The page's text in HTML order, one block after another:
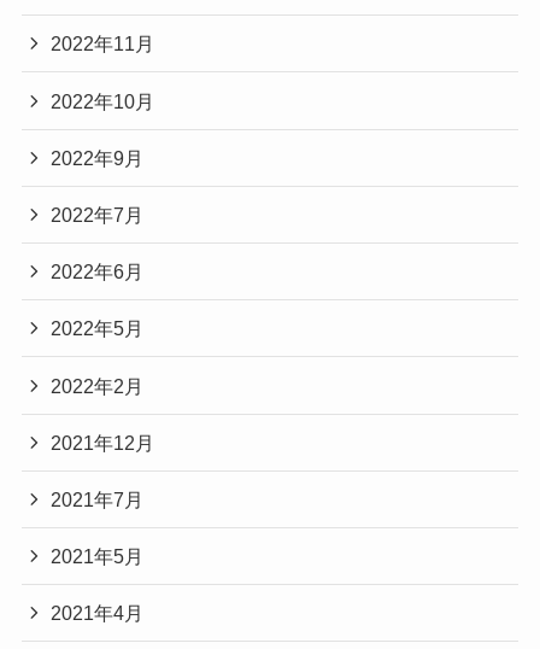
2022年11月
2022年10月
2022年9月
2022年7月
2022年6月
2022年5月
2022年2月
2021年12月
2021年7月
2021年5月
2021年4月